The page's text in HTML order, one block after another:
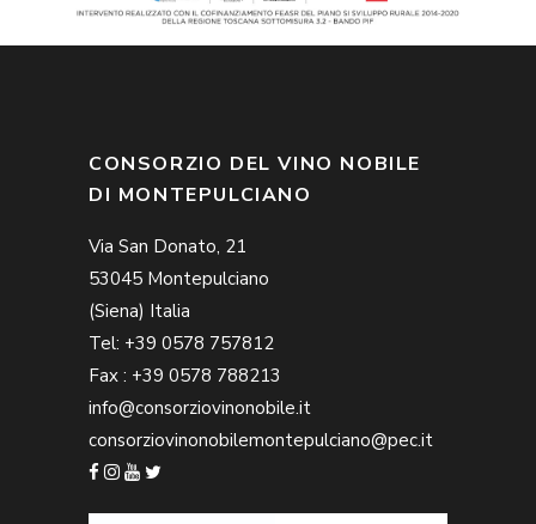
CONSORZIO DEL VINO NOBILE
DI MONTEPULCIANO
Via San Donato, 21
53045 Montepulciano
(Siena) Italia
Tel: +39 0578 757812
Fax : +39 0578 788213
info@consorziovinonobile.it
consorziovinonobilemontepulciano@pec.it